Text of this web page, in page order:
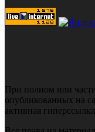
При полном или
опубликованных на
активная